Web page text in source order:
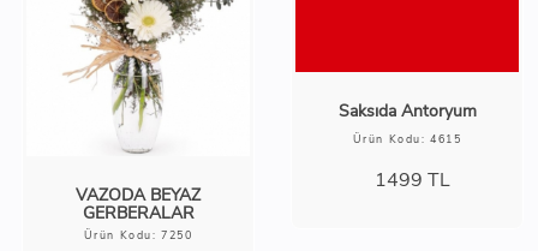
VAZODA BEYAZ
GERBERALAR
Ürün Kodu: 7250
Saksıda Antoryum
Ürün Kodu: 4615
1499 TL